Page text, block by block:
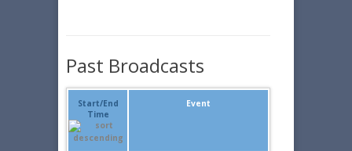
Past Broadcasts
Start/End
Time
Event